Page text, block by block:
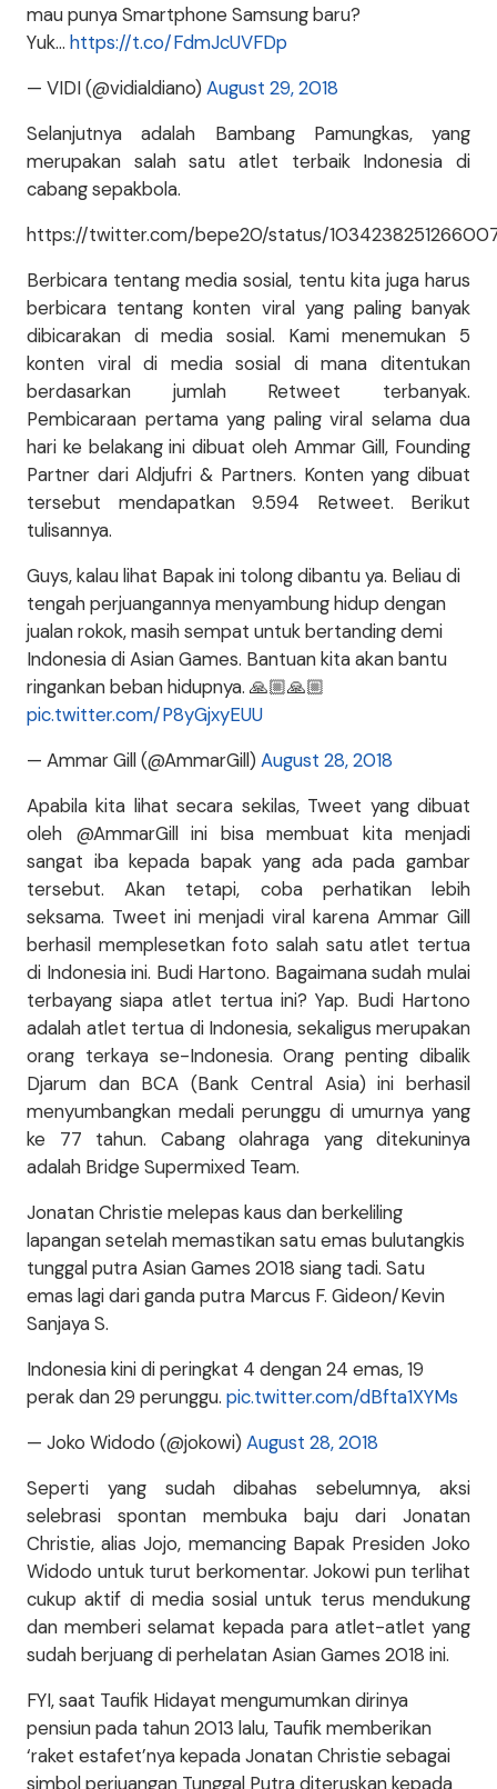
mau punya Smartphone Samsung baru?
Yuk… https://t.co/FdmJcUVFDp
— VIDI (@vidialdiano) August 29, 2018
Selanjutnya adalah Bambang Pamungkas, yang
merupakan salah satu atlet terbaik Indonesia di
cabang sepakbola.
https://twitter.com/bepe20/status/
Berbicara tentang media sosial, tentu kita juga harus
berbicara tentang konten viral yang paling banyak
dibicarakan di media sosial. Kami menemukan 5
konten viral di media sosial di mana ditentukan
berdasarkan jumlah Retweet terbanyak.
Pembicaraan pertama yang paling viral selama dua
hari ke belakang ini dibuat oleh Ammar Gill, Founding
Partner dari Aldjufri & Partners. Konten yang dibuat
tersebut mendapatkan 9.594 Retweet. Berikut
tulisannya.
Guys, kalau lihat Bapak ini tolong dibantu ya. Beliau di
tengah perjuangannya menyambung hidup dengan
jualan rokok, masih sempat untuk bertanding demi
Indonesia di Asian Games. Bantuan kita akan bantu
ringankan beban hidupnya. 🙏🏼🙏🏼
pic.twitter.com/P8yGjxyEUU
— Ammar Gill (@AmmarGill) August 28, 2018
Apabila kita lihat secara sekilas, Tweet yang dibuat
oleh @AmmarGill ini bisa membuat kita menjadi
sangat iba kepada bapak yang ada pada gambar
tersebut. Akan tetapi, coba perhatikan lebih
seksama. Tweet ini menjadi viral karena Ammar Gill
berhasil memplesetkan foto salah satu atlet tertua
di Indonesia ini. Budi Hartono. Bagaimana sudah mulai
terbayang siapa atlet tertua ini? Yap. Budi Hartono
adalah atlet tertua di Indonesia, sekaligus merupakan
orang terkaya se-Indonesia. Orang penting dibalik
Djarum dan BCA (Bank Central Asia) ini berhasil
menyumbangkan medali perunggu di umurnya yang
ke 77 tahun. Cabang olahraga yang ditekuninya
adalah Bridge Supermixed Team.
Jonatan Christie melepas kaus dan berkeliling
lapangan setelah memastikan satu emas bulutangkis
tunggal putra Asian Games 2018 siang tadi. Satu
emas lagi dari ganda putra Marcus F. Gideon/Kevin
Sanjaya S.
Indonesia kini di peringkat 4 dengan 24 emas, 19
perak dan 29 perunggu. pic.twitter.com/dBfta1XYMs
— Joko Widodo (@jokowi) August 28, 2018
Seperti yang sudah dibahas sebelumnya, aksi
selebrasi spontan membuka baju dari Jonatan
Christie, alias Jojo, memancing Bapak Presiden Joko
Widodo untuk turut berkomentar. Jokowi pun terlihat
cukup aktif di media sosial untuk terus mendukung
dan memberi selamat kepada para atlet-atlet yang
sudah berjuang di perhelatan Asian Games 2018 ini.
FYI, saat Taufik Hidayat mengumumkan dirinya
pensiun pada tahun 2013 lalu, Taufik memberikan
‘raket estafet’nya kepada Jonatan Christie sebagai
simbol perjuangan Tunggal Putra diteruskan kepada